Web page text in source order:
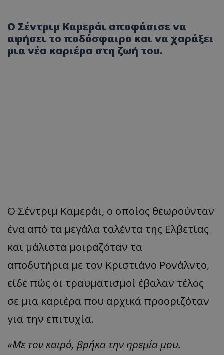
Ο Σέντριμ Καμεράι αποφάσισε να
αφήσει το ποδόσφαιρο και να χαράξει
μια νέα καριέρα στη ζωή του.
Ο Σέντριμ Καμεράι, ο οποίος θεωρούνταν
ένα από τα μεγάλα ταλέντα της Ελβετίας
και μάλιστα μοιραζόταν τα
αποδυτήρια με τον Κριστιάνο Ρονάλντο,
είδε πώς οι τραυματισμοί έβαλαν τέλος
σε μια καριέρα που αρχικά προοριζόταν
για την επιτυχία.
«Με τον καιρό, βρήκα την ηρεμία μου.